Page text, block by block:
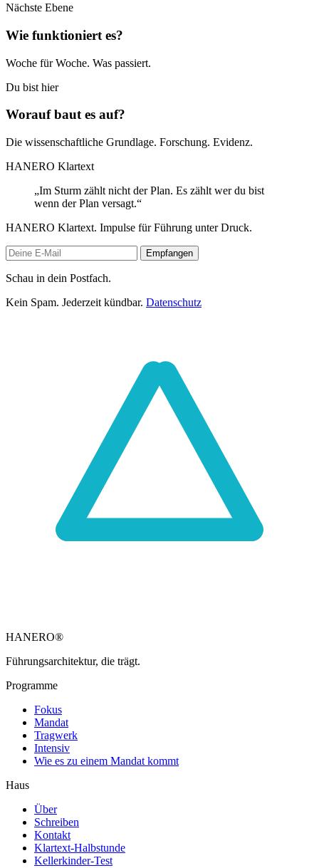
Nächste Ebene
Wie funktioniert es?
Woche für Woche. Was passiert.
Du bist hier
Worauf baut es auf?
Die wissenschaftliche Grundlage. Forschung. Evidenz.
HANERO Klartext
„Im Sturm zählt nicht der Plan. Es zählt wer du bist
wenn der Plan versagt.“
HANERO Klartext. Impulse für Führung unter Druck.
Empfangen
Schau in dein Postfach.
Kein Spam. Jederzeit kündbar. Datenschutz
HANERO®
Führungsarchitektur, die trägt.
Programme
Fokus
Mandat
Tragwerk
Intensiv
Wie es zu einem Mandat kommt
Haus
Über
Schreiben
Kontakt
Klartext-Halbstunde
Kellerkinder-Test